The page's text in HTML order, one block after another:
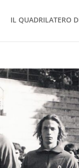
IL QUADRILATERO